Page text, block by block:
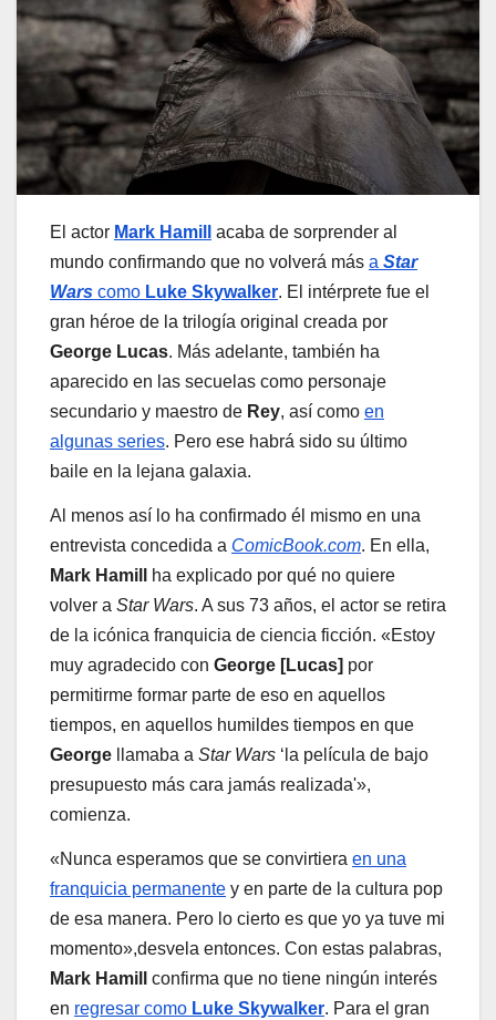
El actor Mark Hamill
acaba de sorprender al
mundo confirmando que no volverá más a Star
Wars como Luke Skywalker. El intérprete fue el
gran héroe de la trilogía original creada por
George Lucas. Más adelante, también ha
aparecido en las secuelas como personaje
secundario y maestro de Rey, así como en
algunas series. Pero ese habrá sido su último
baile en la lejana galaxia.
Al menos así lo ha confirmado él mismo en una
entrevista concedida a ComicBook.com. En ella,
Mark Hamill
ha explicado por qué no quiere
volver a Star Wars. A sus 73 años, el actor se retira
de la icónica franquicia de ciencia ficción. «Estoy
muy agradecido con George [Lucas] por
permitirme formar parte de eso en aquellos
tiempos, en aquellos humildes tiempos en que
George llamaba a Star Wars ‘la película de bajo
presupuesto más cara jamás realizada'»,
comienza.
«Nunca esperamos que se convirtiera en una
franquicia permanente y en parte de la cultura pop
de esa manera. Pero lo cierto es que yo ya tuve mi
momento»,desvela entonces. Con estas palabras,
Mark Hamill
confirma que no tiene ningún interés
en regresar como Luke Skywalker. Para el gran